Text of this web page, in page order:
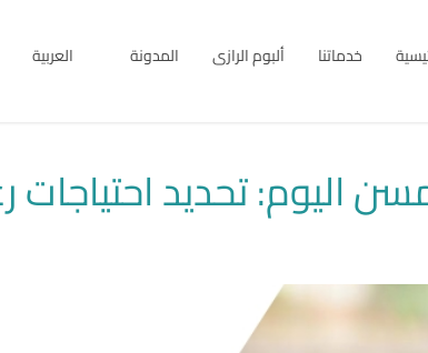
خدماتنا ألبوم الرازى المدونة العربية
تحديد احتياجات